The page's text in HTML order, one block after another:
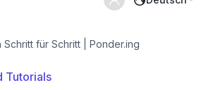
für Schritt | Ponder.ing
Tutorials